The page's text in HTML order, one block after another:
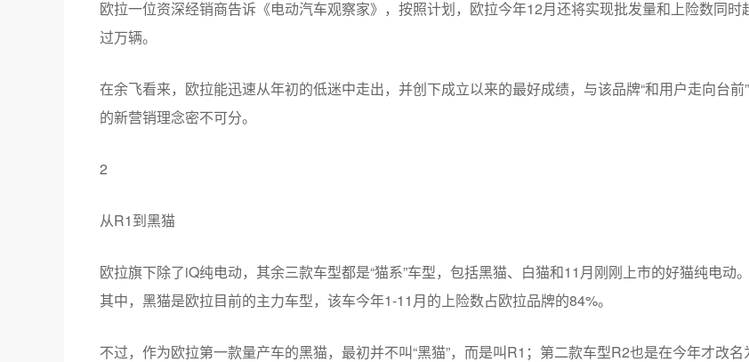
欧拉品牌营销总经理余飞
不过，在经历过5个月“最艰难的”日子之后，从7月开始，欧拉的销售开始稳步上升，并在11月首次突破万
辆，销量达到11592辆。
的最好战绩。
欧拉一位资深经销商告诉《电动汽车观察家》，按照计划，欧拉今年12月还将实现批发量和上险数同时超
过万辆。
在余飞看来，欧拉能迅速从年初的低迷中走出，并创下成立以来的最好成绩，与该品牌“和用户走向台前”